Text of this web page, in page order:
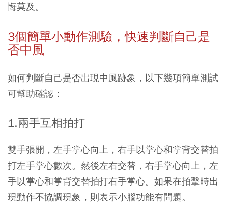
悔莫及。
3個簡單小動作測驗，快速判斷自己是
否中風
如何判斷自己是否出現中風跡象，以下幾項簡單測試
可幫助確認：
1.兩手互相拍打
雙手張開，左手掌心向上，右手以掌心和掌背交替拍
打左手掌心數次。然後左右交替，右手掌心向上，左
手以掌心和掌背交替拍打右手掌心。如果在拍擊時出
現動作不協調現象，則表示小腦功能有問題。